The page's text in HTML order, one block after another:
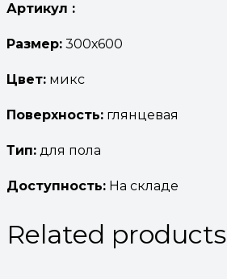
Артикул :
Размер: 300х600
Цвет: микс
Поверхность: глянцевая
Тип: для пола
Доступность: На складе
Related products